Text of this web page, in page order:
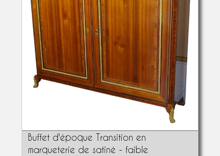
Buffet d'époque Transition en
marqueterie de satiné - faible